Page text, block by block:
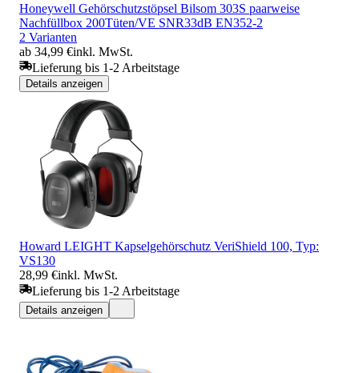
Honeywell Gehörschutzstöpsel Bilsom 303S paarweise
Nachfüllbox 200Tüten/VE SNR33dB EN352-2
2 Varianten
ab 34,99 €inkl. MwSt.
Lieferung bis 1-2 Arbeitstage
Details anzeigen
Howard LEIGHT Kapselgehörschutz VeriShield 100, Typ:
VS130
28,99 €inkl. MwSt.
Lieferung bis 1-2 Arbeitstage
Details anzeigen